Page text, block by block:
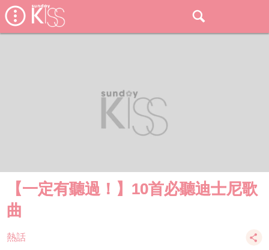
【一定有聽過！】10首必聽迪士尼歌
曲
熱話